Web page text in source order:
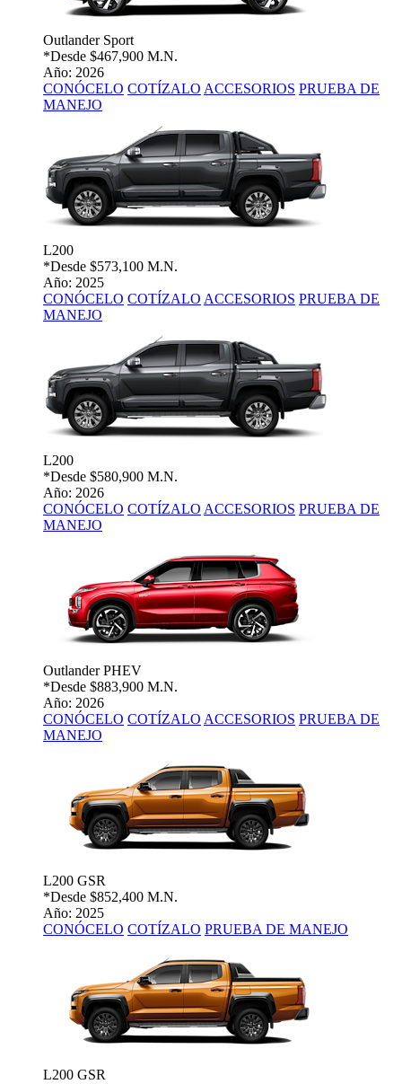
Outlander Sport
*Desde $467,900 M.N.
Año: 2026
CONÓCELO COTÍZALO ACCESORIOS PRUEBA DE
MANEJO
L200
*Desde $573,100 M.N.
Año: 2025
CONÓCELO COTÍZALO ACCESORIOS PRUEBA DE
MANEJO
L200
*Desde $580,900 M.N.
Año: 2026
CONÓCELO COTÍZALO ACCESORIOS PRUEBA DE
MANEJO
Outlander PHEV
*Desde $883,900 M.N.
Año: 2026
CONÓCELO COTÍZALO ACCESORIOS PRUEBA DE
MANEJO
L200 GSR
*Desde $852,400 M.N.
Año: 2025
CONÓCELO COTÍZALO PRUEBA DE MANEJO
L200 GSR